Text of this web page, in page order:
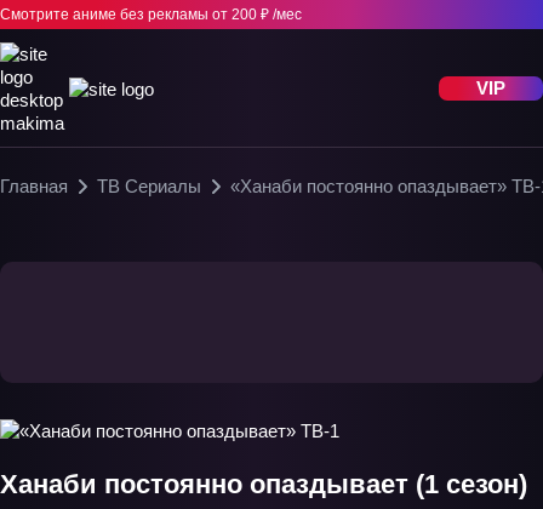
Смотрите аниме без рекламы от 200 ₽ /мес
VIP
Главная ТВ Сериалы «Ханаби постоянно опаздывает»
Ханаби постоянно опаздывает (1 сезон)